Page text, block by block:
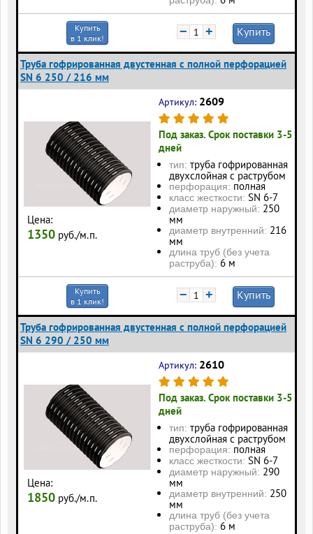
Купить
в 1 клик!
− + Купить
Труба гофрированная двустенная с полной перфорацией
SN 6 250 / 216 мм
Цена:
1350 руб./м.п.
Артикул: 2609
Под заказ. Срок поставки 3-5
дней
тип: труба гофрированная
двухслойная с раструбом
перфорация: полная
класс жесткости: SN 6-7
диаметр наружный: 250
мм
диаметр внутренний: 216
мм
длина труб (без учета
раструба): 6 м
Купить
в 1 клик!
− + Купить
Труба гофрированная двустенная с полной перфорацией
SN 6 290 / 250 мм
Цена:
1850 руб./м.п.
Артикул: 2610
Под заказ. Срок поставки 3-5
дней
тип: труба гофрированная
двухслойная с раструбом
перфорация: полная
класс жесткости: SN 6-7
диаметр наружный: 290
мм
диаметр внутренний: 250
мм
длина труб (без учета
раструба): 6 м